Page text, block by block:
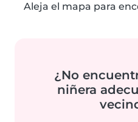
Aleja el mapa para
¿No
niñera